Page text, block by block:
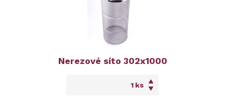
Nerezové síto 302x1000
ks